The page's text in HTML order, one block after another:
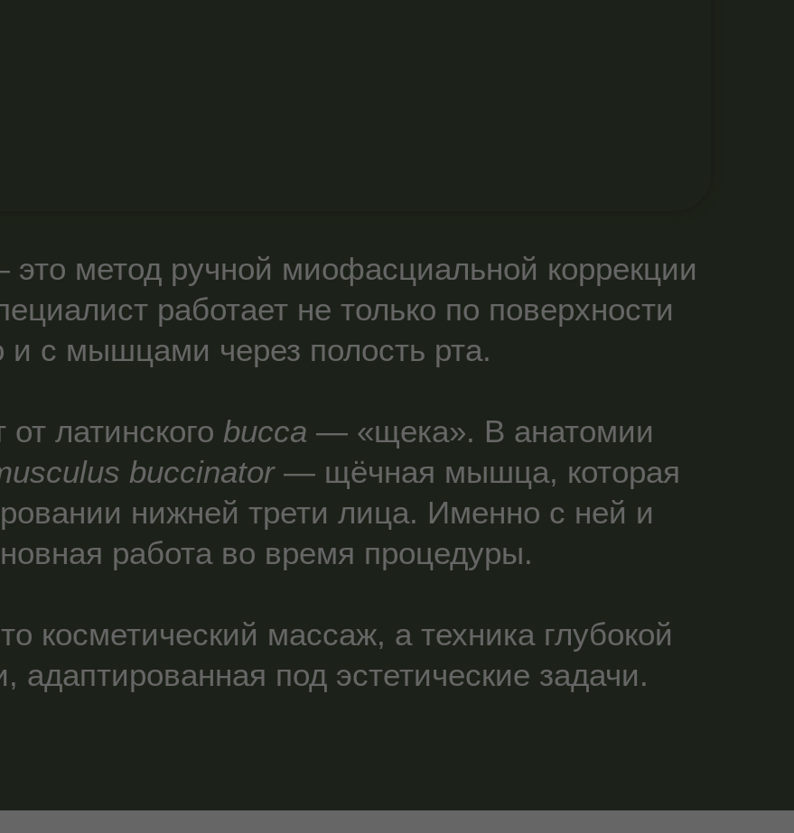
метод ручной миофасциальной коррекции
работает не только по поверхности
и с мышцами через полость рта.
латинского bucca — «щека». В анатомии
buccinator— щёчная мышца, которая
нижней трети лица. Именно с ней и
работа во время процедуры.
косметический массаж, а техника глубокой
под эстетические задачи.